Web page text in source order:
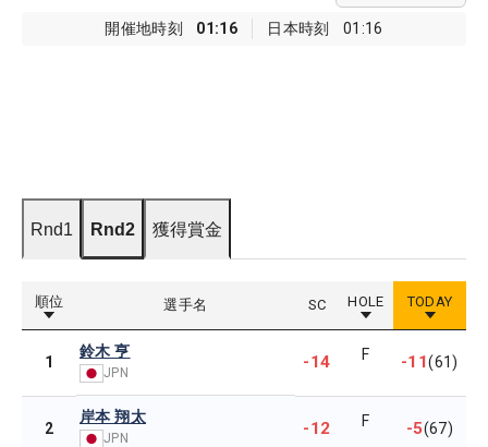
開催地時刻 01:16 日本時刻 01:16
Rnd1 Rnd2 獲得賞金
順位 選手名 SC HOLE TODAY
1
鈴木 亨
JPN
-14 F -11(61)
2
岸本 翔太
JPN -12 F -5(67)